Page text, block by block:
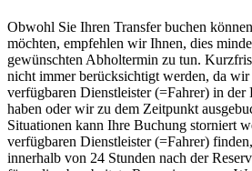
Obwohl Sie Ihren Transfer buchen
möchten, empfehlen wir Ihnen, dies
gewünschten Abholtermin zu tun.
nicht immer berücksichtigt werden, da
verfügbaren Dienstleister (=Fahrer) in
haben oder wir zu dem Zeitpunkt
Situationen kann Ihre Buchung storniert
verfügbaren Dienstleister (=Fahrer)
innerhalb von 24 Stunden nach der